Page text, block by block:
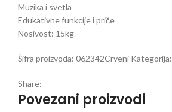
Muzika i svetla
Edukativne funkcije i priče
Nosivost: 15kg
Šifra proizvoda: 062342Crveni Kategorija:
Share:
Povezani proizvodi